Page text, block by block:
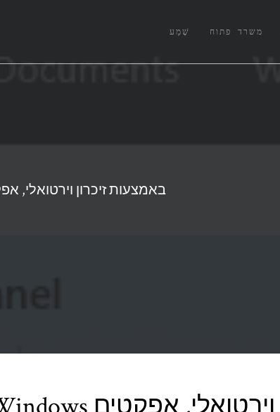
משרד פתוח שֶׁמַע